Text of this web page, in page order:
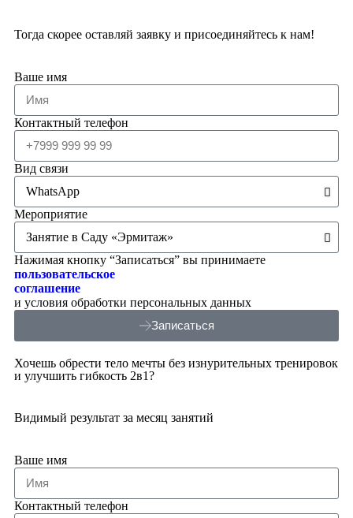
Тогда скорее оставляй заявку и присоединяйтесь к нам!
Ваше имя
Контактный телефон
Вид связи
Мероприятие
Нажимая кнопку “Записаться” вы принимаете
пользовательское
соглашение
и условия обработки персональных данных
Записаться
Хочешь обрести тело мечты без изнурительных тренировок
и улучшить гибкость 2в1?
Видимый результат за месяц занятий
Ваше имя
Контактный телефон